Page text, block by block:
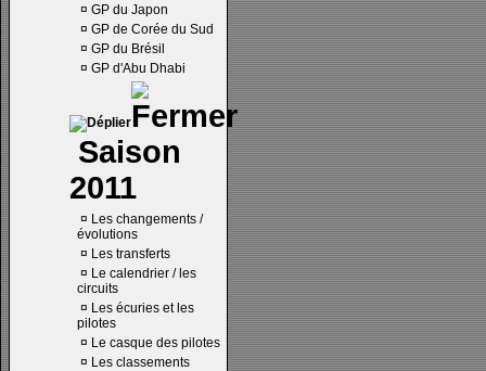
¤ GP du Japon
¤ GP de Corée du Sud
¤ GP du Brésil
¤ GP d'Abu Dhabi
Saison
2011
¤ Les changements /
évolutions
¤ Les transferts
¤ Le calendrier / les
circuits
¤ Les écuries et les
pilotes
¤ Le casque des pilotes
¤ Les classements